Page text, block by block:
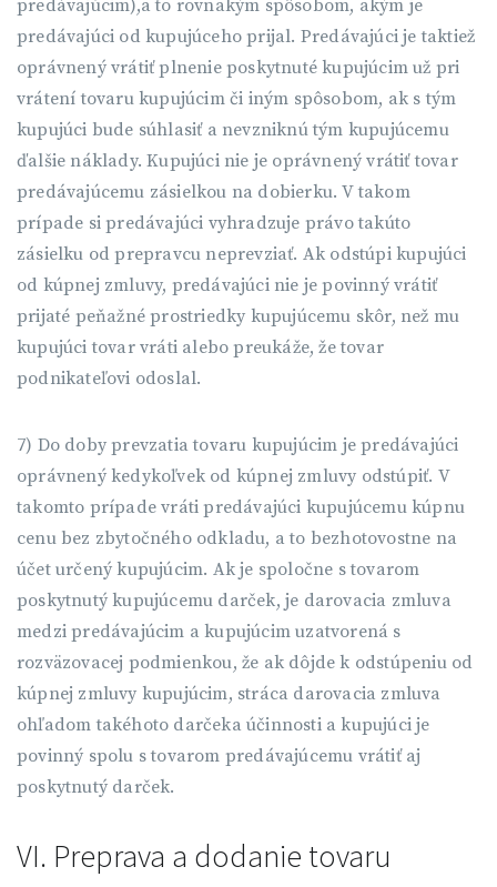
predávajúcim),a to rovnakým spôsobom, akým je
predávajúci od kupujúceho prijal. Predávajúci je taktiež
oprávnený vrátiť plnenie poskytnuté kupujúcim už pri
vrátení tovaru kupujúcim či iným spôsobom, ak s tým
kupujúci bude súhlasiť a nevzniknú tým kupujúcemu
ďalšie náklady. Kupujúci nie je oprávnený vrátiť tovar
predávajúcemu zásielkou na dobierku. V takom
prípade si predávajúci vyhradzuje právo takúto
zásielku od prepravcu neprevziať. Ak odstúpi kupujúci
od kúpnej zmluvy, predávajúci nie je povinný vrátiť
prijaté peňažné prostriedky kupujúcemu skôr, než mu
kupujúci tovar vráti alebo preukáže, že tovar
podnikateľovi odoslal.
7) Do doby prevzatia tovaru kupujúcim je predávajúci
oprávnený kedykoľvek od kúpnej zmluvy odstúpiť. V
takomto prípade vráti predávajúci kupujúcemu kúpnu
cenu bez zbytočného odkladu, a to bezhotovostne na
účet určený kupujúcim. Ak je spoločne s tovarom
poskytnutý kupujúcemu darček, je darovacia zmluva
medzi predávajúcim a kupujúcim uzatvorená s
rozväzovacej podmienkou, že ak dôjde k odstúpeniu od
kúpnej zmluvy kupujúcim, stráca darovacia zmluva
ohľadom takéhoto darčeka účinnosti a kupujúci je
povinný spolu s tovarom predávajúcemu vrátiť aj
poskytnutý darček.
VI. Preprava a dodanie tovaru